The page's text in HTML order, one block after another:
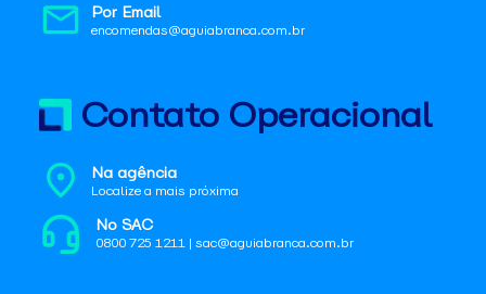
Por Email
encomendas@aguiabranca.com.br
Contato Operacional
Na agência
Localize a mais próxima
No SAC
0800 725 1211 | sac@aguiabranca.com.br